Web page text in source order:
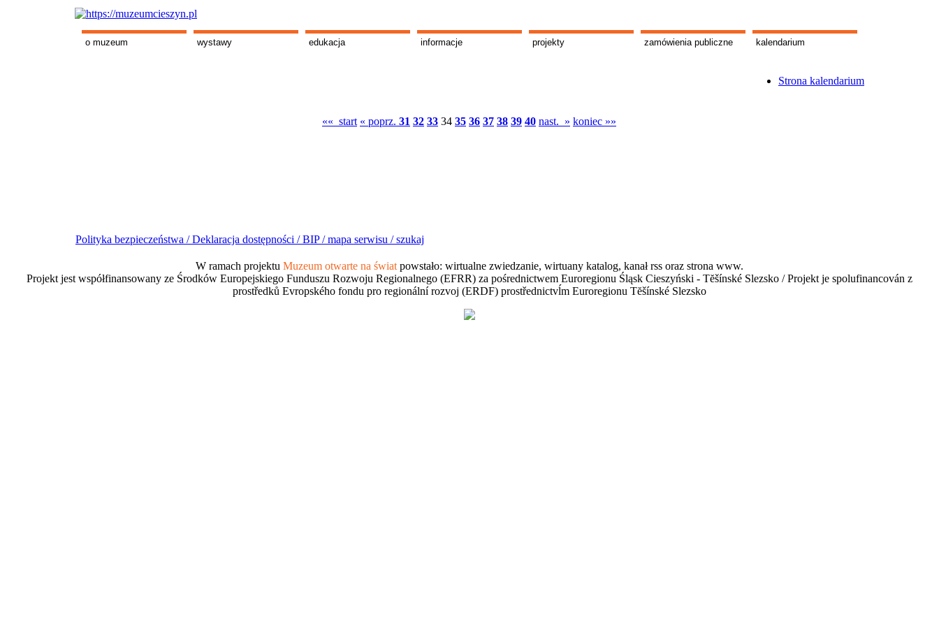
o muzeum wystawy edukacja informacje projekty zamówienia publiczne kalendarium
Strona kalendarium
«« start « poprz. 31 32 33 34 35 36 37 38 39 40 nast. » koniec »»
Polityka bezpieczeństwa /Deklaracja dostępności /BIP /mapa serwisu /szukaj
W ramach projektu Muzeum otwarte na świat powstało: wirtualne zwiedzanie, wirtuany katalog, kanał rss oraz strona www.
Projekt jest współfinansowany ze Środków Europejskiego Funduszu Rozwoju Regionalnego (EFRR) za pośrednictwem Euroregionu Śląsk Cieszyński - Tĕšínské Slezsko / Projekt je spolufinancován z
prostředků Evropského fondu pro regionální rozvoj (ERDF) prostřednictvĺm Euroregionu Tĕšínské Slezsko